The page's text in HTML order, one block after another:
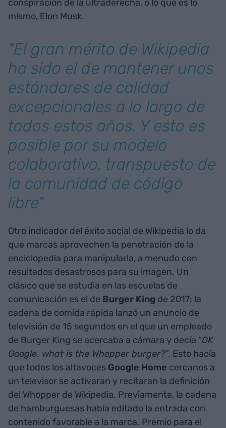
conspiración de la ultraderecha, o lo que es lo
mismo, Elon Musk.
"El gran mérito de Wikipedia
ha sido el de mantener unos
estándares de calidad
excepcionales a lo largo de
todos estos años. Y esto es
posible por su modelo
colaborativo, transpuesto de
la comunidad de código
libre"
Otro indicador del éxito social de Wikipedia lo da
que marcas aprovechen la penetración de la
enciclopedia para manipularla, a menudo con
resultados desastrosos para su imagen. Un
clásico que se estudia en las escuelas de
comunicación es el de Burger King de 2017: la
cadena de comida rápida lanzó un anuncio de
televisión de 15 segundos en el que un empleado
de Burger King se acercaba a cámara y decía “OK
Google, what is the Whopper burger?”. Esto hacía
que todos los altavoces Google Home cercanos a
un televisor se activaran y recitaran la definición
del Whopper de Wikipedia. Previamente, la cadena
de hamburguesas había editado la entrada con
contenido favorable a la marca. Premio para el